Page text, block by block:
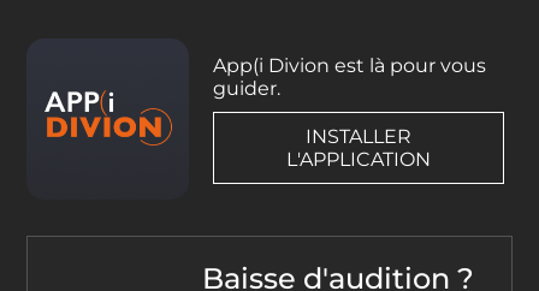
App(i Divion est là pour vous
guider.
INSTALLER
L'APPLICATION
Baisse d'audition ?